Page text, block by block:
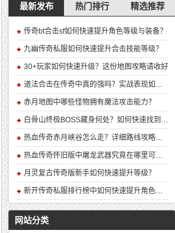
最新发布 热门排行 精选推荐
传奇bt合击sf如何快速提升角色等级与装备？
九幽传奇私服如何快速提升合击技能等级？
30+玩家如何快速升级？这份地图攻略请收好
道法合击在传奇中真的强吗？实战表现如何？
赤月地图中哪些怪物拥有魔法攻击能力？
白骨山终极BOSS藏身何处？如何快速找到并击败它？
热血传奇赤月峡谷怎么走？详细路线攻略解析
热血传奇怀旧版中屠龙武器究竟在哪里可以合成？
月灵复古传奇版新手如何快速提升等级？
新开传奇私服排行榜中如何快速提升角色战力？
网站分类